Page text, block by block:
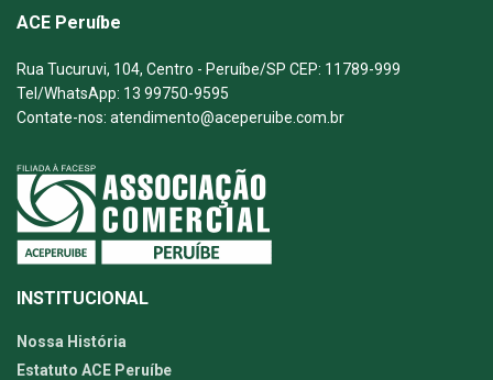
ACE Peruíbe
Rua Tucuruvi, 104, Centro - Peruíbe/SP CEP: 11789-999
Tel/WhatsApp: 13 99750-9595
Contate-nos: atendimento@aceperuibe.com.br
INSTITUCIONAL
Nossa História
Estatuto ACE Peruíbe